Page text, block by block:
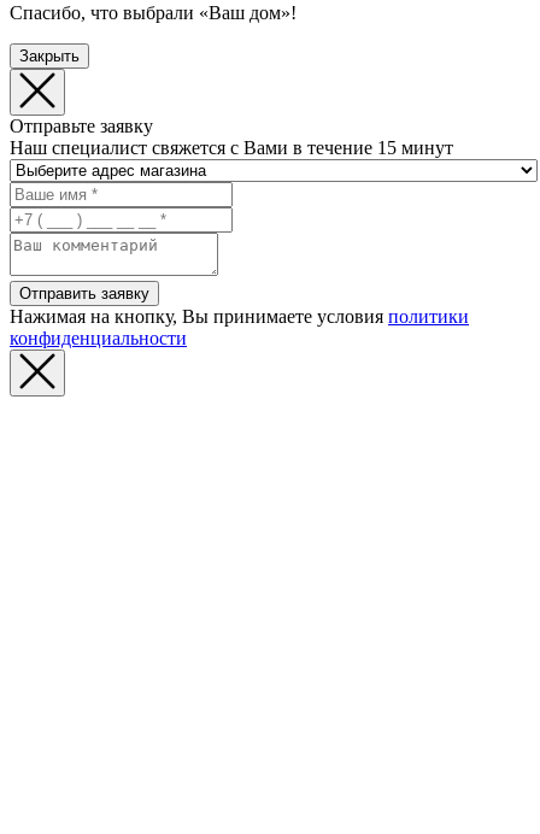
Спасибо, что выбрали «Ваш дом»!
Закрыть
Отправьте заявку
Наш специалист свяжется с Вами в течение 15 минут
Отправить заявку
Нажимая на кнопку, Вы принимаете условия политики
конфиденциальности